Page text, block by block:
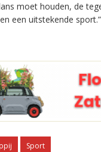
moet houden, de
een uitstekende sport.”
Sport